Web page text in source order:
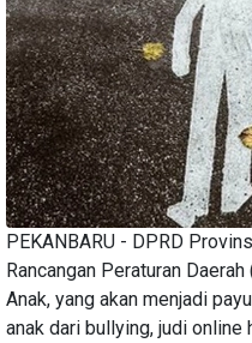
PEKANBARU - DPRD
Rancangan Peraturan
Anak, yang akan menjadi
anak dari bullying, judi online